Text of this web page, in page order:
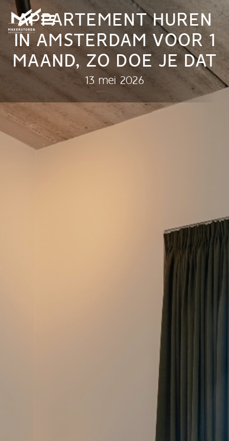
APPARTEMENT HUREN
IN AMSTERDAM VOOR 1
MAAND, ZO DOE JE DAT
13 mei 2026